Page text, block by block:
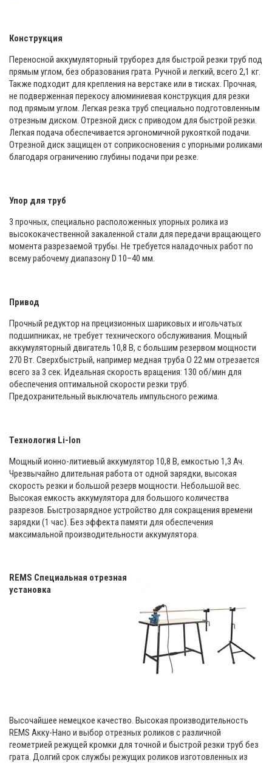
Конструкция
Переносной аккумуляторный труборез для быстрой резки труб под
прямым углом, без образования грата. Ручной и легкий, всего 2,1 кг.
Также подходит для крепления на верстаке или в тисках. Прочная,
не подверженная перекосу алюминиевая конструкция для резки
под прямым углом. Легкая резка труб специально подготовленным
отрезным диском. Отрезной диск с приводом для быстрой резки.
Легкая подача обеспечивается эргономичной рукояткой подачи.
Отрезной диск защищен от соприкосновения с упорными роликами
благодаря ограничению глубины подачи при резке.
Упор для труб
3 прочных, специально расположенных упорных ролика из
высококачественной закаленной стали для передачи вращающего
момента разрезаемой трубы. Не требуется наладочных работ по
всему рабочему диапазону D 10–40 мм.
Привод
Прочный редуктор на прецизионных шариковых и игольчатых
подшипниках, не требует технического обслуживания. Мощный
аккумуляторный двигатель 10,8 В, с большим резервом мощности
270 Вт. Сверхбыстрый, например медная труба O 22 мм отрезается
всего за 3 сек. Идеальная скорость вращения: 130 об/мин для
обеспечения оптимальной скорости резки труб.
Предохранительный выключатель импульсного режима.
Технология Li-lon
Мощный ионно-литиевый аккумулятор 10,8 В, емкостью 1,3 Ач.
Чрезвычайно длительная работа от одной зарядки, высокая
скорость резки и большой резерв мощности. Небольшой вес.
Высокая емкость аккумулятора для большого количества
разрезов. Быстрозарядное устройство для сокращения времени
зарядки (1 час). Без эффекта памяти для обеспечения
максимальной производительности аккумулятора.
REMS Специальная отрезная
установка
Высочайшее немецкое качество. Высокая производительность
REMS Акку-Нано и выбор отрезных роликов с различной
геометрией режущей кромки для точной и быстрой резки труб без
грата. Долгий срок службы режущих роликов изготовленных из